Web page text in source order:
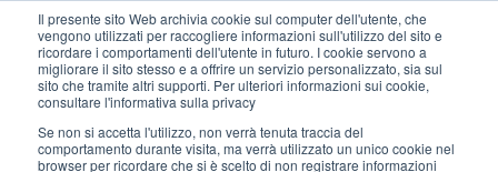
Il presente sito Web archivia cookie sul computer dell'utente, che
vengono utilizzati per raccogliere informazioni sull'utilizzo del sito e
ricordare i comportamenti dell'utente in futuro. I cookie servono a
migliorare il sito stesso e a offrire un servizio personalizzato, sia sul
sito che tramite altri supporti. Per ulteriori informazioni sui cookie,
consultare l'informativa sulla privacy
Se non si accetta l'utilizzo, non verrà tenuta traccia del
comportamento durante visita, ma verrà utilizzato un unico cookie nel
browser per ricordare che si è scelto di non registrare informazioni
L'ESSICCATORE D'ARIA COMPRESSA